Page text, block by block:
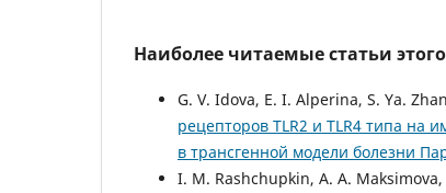
Наиболее читаемые статьи
G. V. Idova, E. I. Alperina, S. Ya.
рецепторов TLR2 и TLR4 типа на
в трансгенной модели болезни
I. M. Rashchupkin, A. A. Maksimova,